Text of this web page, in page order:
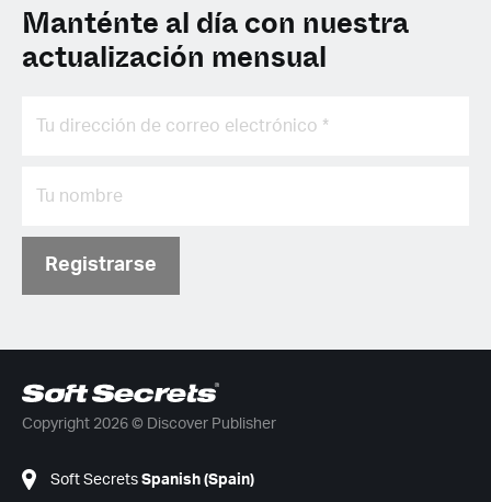
Manténte al día con nuestra
actualización mensual
Registrarse
Copyright 2026 © Discover Publisher
Soft Secrets Spanish (Spain)